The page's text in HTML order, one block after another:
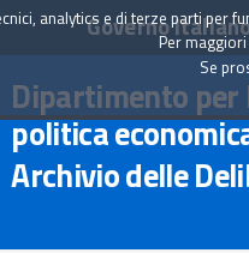
Governo
Dipartimento per
politica
Archivio delle
analytics e di terze parti per
Per
Se